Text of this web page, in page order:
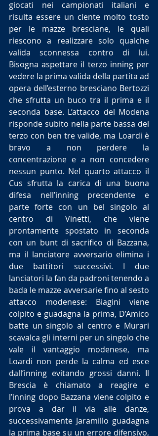
giocati nei campionati italiani e
risulta essere un clente molto tosto
per le mazze bresciane, le quali
riescono a realizzare solo qualche
valida sconnessa contro di lui.
Bisogna aspettare il terzo inning per
vedere la prima valida della partita ad
opera dell’esterno bresciano Bertozzi
che sfrutta un buco tra il prima e il
seconda base. L’attacco del Modena
risponde subito nella parte bassa del
terzo con ben tre valide, ma Loardi è
bravo a non perdere la
concentrazione e a non concedere
nessun punto. Nel quarto attacco il
Cus sfrutta la carica di una buona
difesa nell’inning precendente e
parte forte con un bel singolo al
centro di Vinetti, che viene
prontamente spostato in seconda
con un bunt di sacrifico di Bazzana,
ma il lanciatore avversario elimina i
due battitori successivi. I due
lanciatori la fan da padroni tenendo a
bada le mazze avversarie fino al sesto
attacco modenese: Biagini viene
colpito e guadagna la prima, D’Amico
batte un singolo al centro e Murari
scavalca gli interni per un singolo che
vale il vantaggio modenese, ma
Loardi non perde la calma ed esce
dall’inning evitando grossi danni. Il
Brescia è chiamato a reagire e
l’inning dopo Bazzana viene colpito e
prova a dar il via alle danze,
successivamente Jaramillo guadagna
la prima base su un errore difensivo,